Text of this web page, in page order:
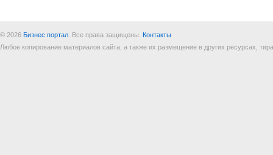
© 2026 Бизнес портал . Все права защищены. Контакты
Любое копирование материалов сайта, а также их размещение в других ресурсах,